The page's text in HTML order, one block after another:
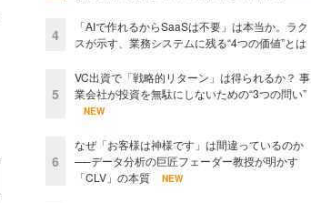
4
「AIで作れるからSaaSは不要」は本当か。ラク
スが示す、業務システムに残る“4つの価値”とは
5
VC出資で「戦略的リターン」は得られるか？ 事
業会社が投資を無駄にしないための“3つの問い”
NEW
6
なぜ「お客様は神様です」は間違っているのか
──データ分析の巨匠フェーダー教授が明かす
「CLV」の本質
NEW